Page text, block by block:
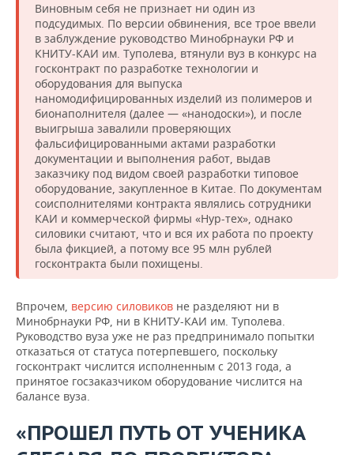
Виновным себя не признает ни один из
подсудимых. По версии обвинения, все трое ввели
в заблуждение руководство Минобрнауки РФ и
КНИТУ-КАИ им. Туполева, втянули вуз в конкурс на
госконтракт по разработке технологии и
оборудования для выпуска
наномодифицированных изделий из полимеров и
бионаполнителя (далее — «нанодоски»), и после
выигрыша завалили проверяющих
фальсифицированными актами разработки
документации и выполнения работ, выдав
заказчику под видом своей разработки типовое
оборудование, закупленное в Китае. По документам
соисполнителями контракта являлись сотрудники
КАИ и коммерческой фирмы «Нур-тех», однако
силовики считают, что и вся их работа по проекту
была фикцией, а потому все 95 млн рублей
госконтракта были похищены.
Впрочем, версию силовиков не разделяют ни в
Минобрнауки РФ, ни в КНИТУ-КАИ им. Туполева.
Руководство вуза уже не раз предпринимало попытки
отказаться от статуса потерпевшего, поскольку
госконтракт числится исполненным с 2013 года, а
принятое госзаказчиком оборудование числится на
балансе вуза.
«ПРОШЕЛ ПУТЬ ОТ УЧЕНИКА